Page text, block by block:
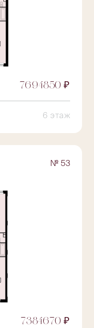
7694850 ₽
6 этаж
№ 53
7384670 ₽